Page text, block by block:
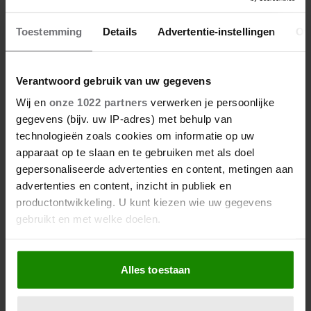
Toestemming Details Advertentie-instellingen
Verantwoord gebruik van uw gegevens
Wij en onze 1022 partners verwerken je persoonlijke
gegevens (bijv. uw IP-adres) met behulp van
technologieën zoals cookies om informatie op uw
apparaat op te slaan en te gebruiken met als doel
gepersonaliseerde advertenties en content, metingen aan
advertenties en content, inzicht in publiek en
productontwikkeling. U kunt kiezen wie uw gegevens
gebruikt en met welke doelen.
Als u het toestaat, willen we ook graag:
Informatie verzamelen over uw geografische
locatie, die tot een paar meter nauwkeurig kan zijn
Alles toestaan
VROUW ANNIE OVERLEDEN